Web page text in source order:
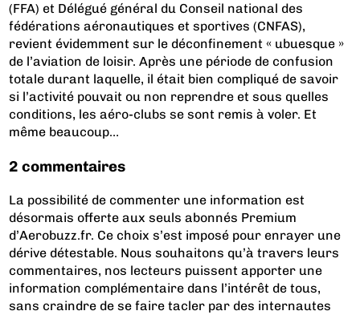
(FFA) et Délégué général du Conseil national des
fédérations aéronautiques et sportives (CNFAS),
revient évidemment sur le déconfinement « ubuesque »
de l’aviation de loisir. Après une période de confusion
totale durant laquelle, il était bien compliqué de savoir
si l’activité pouvait ou non reprendre et sous quelles
conditions, les aéro-clubs se sont remis à voler. Et
même beaucoup…
2 commentaires
La possibilité de commenter une information est
désormais offerte aux seuls abonnés Premium
d’Aerobuzz.fr. Ce choix s’est imposé pour enrayer une
dérive détestable. Nous souhaitons qu’à travers leurs
commentaires, nos lecteurs puissent apporter une
information complémentaire dans l’intérêt de tous,
sans craindre de se faire tacler par des internautes